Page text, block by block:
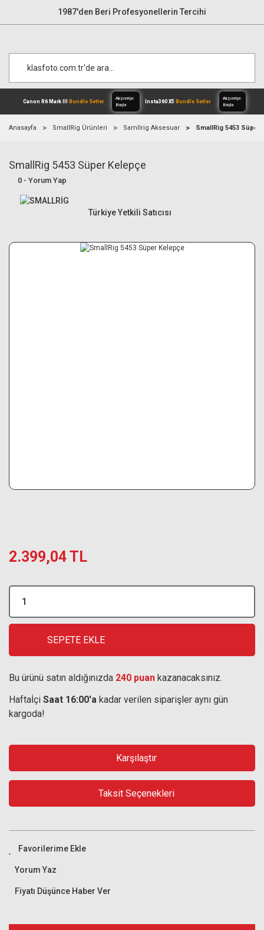
1987'den Beri Profesyonellerin Tercihi
Canon R6 Mark IIIBundle Setler
Anasayfa SmallRig Ürünleri Samllrig Aksesuar SmallRig 5453 Süper
SmallRig 5453 Süper Kelepçe
0 - Yorum Yap
Türkiye Yetkili Satıcısı
2.399,04 TL
SEPETE EKLE
Bu ürünü satın aldığınızda 240 puan kazanacaksınız.
Haftaİçi Saat 16:00'a kadar verilen siparişler aynı gün
kargoda!
Karşılaştır
Taksit Seçenekleri
Yorum Yaz
Fiyatı Düşünce Haber Ver